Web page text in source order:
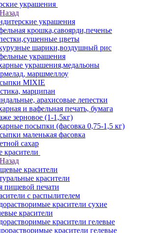
украшения
Назад
украшения
крошка,савоярди,печенье
цветы
шарики,воздушный рис
украшения
украшения,медальоны
маршмеллоу
MIXIE
марципан
арахисовые лепестки
и вафельная печать, бумага
зерновое (1-1,5кг)
посыпки (фасовка 0,75-1,5 кг)
маленькая фасовка
сахар
Назад
красители
красители
пищевой печати
с распылителем
красители сухие
красители
красители гелевые
красители гелевые